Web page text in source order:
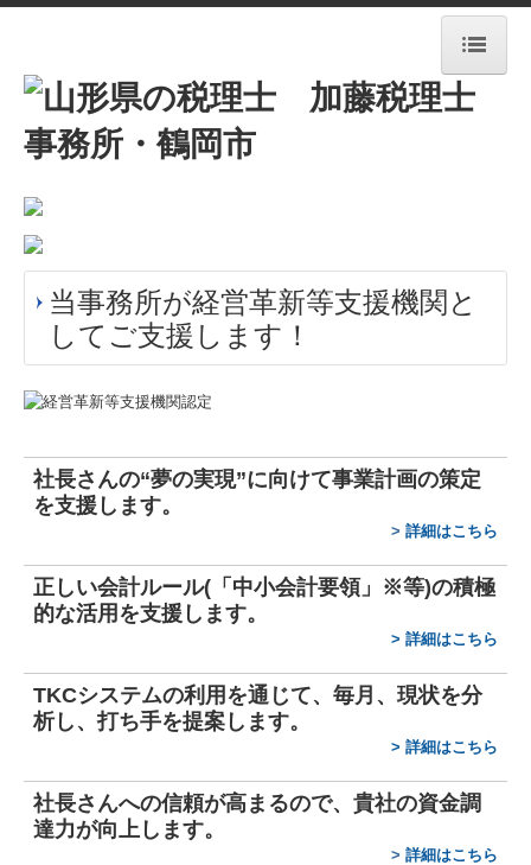
HOME
事務所紹介
業務案内
交通案内
セミナー・公募情報
☆FX4 クラウドのご紹介
これまで開催したセミナー
関連リンク
当事務所が経営革新等支援機関と
してご支援します！
社長さんの“夢の実現”に向けて事業計画の策定
を支援します。
> 詳細はこちら
正しい会計ルール(「中小会計要領」※等)の積極
的な活用を支援します。
> 詳細はこちら
TKCシステムの利用を通じて、毎月、現状を分
析し、打ち手を提案します。
> 詳細はこちら
社長さんへの信頼が高まるので、貴社の資金調
達力が向上します。
> 詳細はこちら